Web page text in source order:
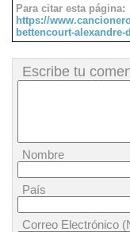
Para citar esta página:
https://
bettencourt-alexandre-
Escribe tu
Nombre
País
Correo Electrónico